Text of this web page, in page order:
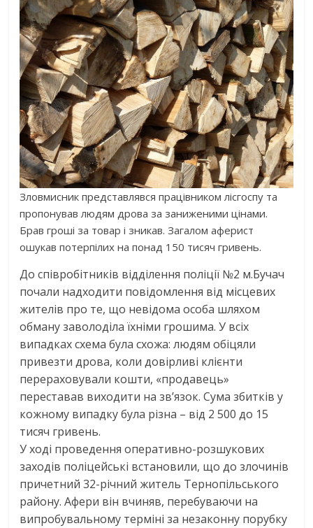
Зловмисник представлявся працівником лісгоспу та
пропонував людям дрова за заниженими цінами.
Брав гроші за товар і зникав. Загалом аферист
ошукав потерпілих на понад 150 тисяч гривень.
До співробітників відділення поліції №2 м.Бучач
почали надходити повідомлення від місцевих
жителів про те, що невідома особа шляхом
обману заволоділа їхніми грошима. У всіх
випадках схема була схожа: людям обіцяли
привезти дрова, коли довірливі клієнти
перераховували кошти, «продавець»
переставав виходити на зв’язок. Сума збитків у
кожному випадку була різна – від 2 500 до 15
тисяч гривень.
У ході проведення оперативно-розшукових
заходів поліцейські встановили, що до злочинів
причетний 32-річний житель Тернопільського
району. Афери він вчиняв, перебуваючи на
випробувальному терміні за незаконну порубку